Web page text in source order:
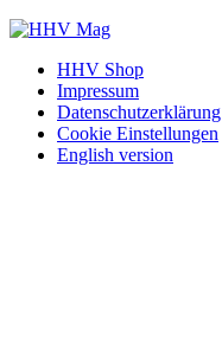
HHV Shop
Impressum
Datenschutzerklärung
Cookie Einstellungen
English version